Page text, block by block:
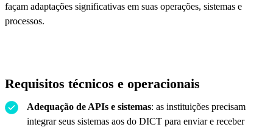
façam adaptações significativas em suas operações, sistemas e
processos.
Requisitos técnicos e operacionais
Adequação de APIs e sistemas: as instituições precisam
integrar seus sistemas aos do DICT para enviar e receber